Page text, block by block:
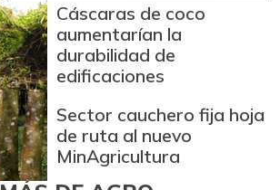
Cáscaras de coco
aumentarían la
durabilidad de
edificaciones
Sector cauchero fija hoja
de ruta al nuevo
MinAgricultura